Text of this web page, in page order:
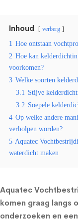
Inhoud verberg
1 Hoe ontstaan
2 Hoe kan
voorkomen?
3 Welke soorten
3.1 Stijve
3.2 Soepele
4 Op welke andere
verholpen worden?
5 Aquatec
waterdicht maken
Aquatec
komen graag langs
onderzoeken en